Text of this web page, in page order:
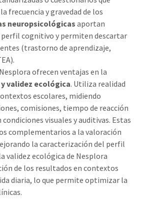
frecuencia y gravedad de los
neuropsicológicas aportan
cognitivo y permiten descartar
(trastorno de aprendizaje,
ofrecen ventajas en la
validez ecológica. Utiliza realidad
escolares, midiendo
comisiones, tiempo de reacción
visuales y auditivas. Estas
complementarios a la valoración
la caracterización del perfil
validez ecológica de Nesplora
de los resultados en contextos
diaria, lo que permite optimizar la